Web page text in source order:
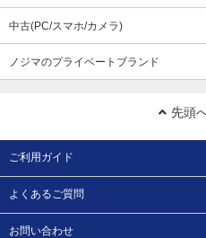
中古(PC/スマホ/カメラ)
ノジマのプライベートブランド
先頭
ご利用ガイド
よくあるご質問
お問い合わせ